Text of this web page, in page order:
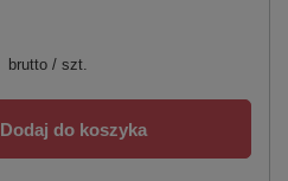
brutto / szt.
Dodaj do koszyka